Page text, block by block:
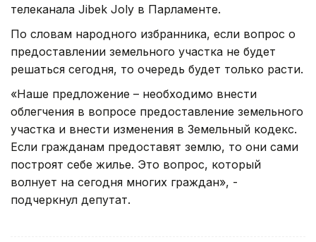
телеканала Jibek Joly в Парламенте.
По словам народного избранника, если вопрос о
предоставлении земельного участка не будет
решаться сегодня, то очередь будет только расти.
«Наше предложение – необходимо внести
облегчения в вопросе предоставление земельного
участка и внести изменения в Земельный кодекс.
Если гражданам предоставят землю, то они сами
построят себе жилье. Это вопрос, который
волнует на сегодня многих граждан», -
подчеркнул депутат.